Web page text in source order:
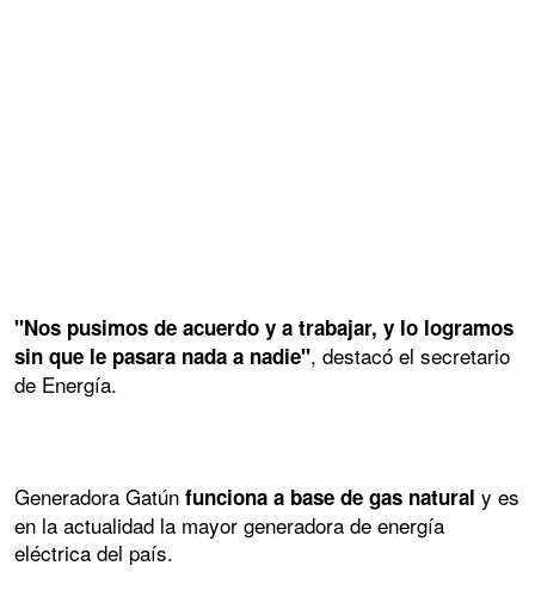
"Nos pusimos de acuerdo y a trabajar, y lo logramos
sin que le pasara nada a nadie", destacó el secretario
de Energía.
Generadora Gatún funciona a base de gas natural y es
en la actualidad la mayor generadora de energía
eléctrica del país.